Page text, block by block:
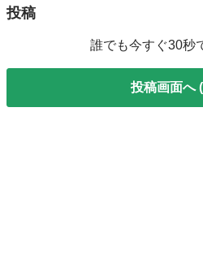
投稿
誰でも今すぐ30秒
投稿画面へ